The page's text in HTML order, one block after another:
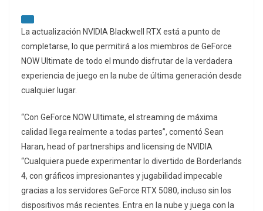
La actualización NVIDIA Blackwell RTX está a punto de
completarse, lo que permitirá a los miembros de GeForce
NOW Ultimate de todo el mundo disfrutar de la verdadera
experiencia de juego en la nube de última generación desde
cualquier lugar.
“Con GeForce NOW Ultimate, el streaming de máxima
calidad llega realmente a todas partes”, comentó Sean
Haran, head of partnerships and licensing de NVIDIA
“Cualquiera puede experimentar lo divertido de Borderlands
4, con gráficos impresionantes y jugabilidad impecable
gracias a los servidores GeForce RTX 5080, incluso sin los
dispositivos más recientes. Entra en la nube y juega con la